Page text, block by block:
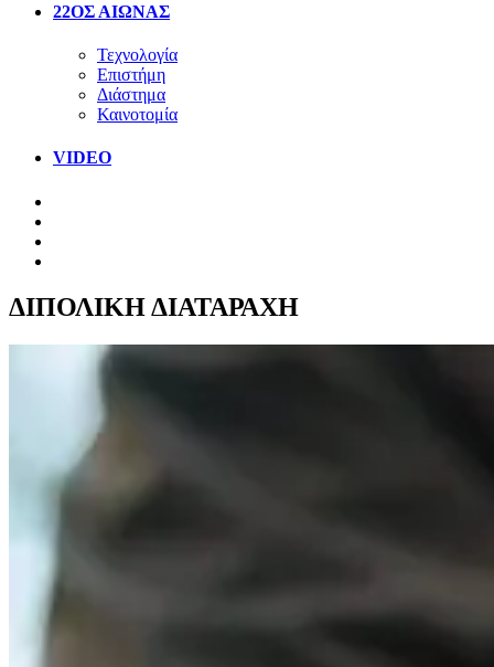
22ΟΣ ΑΙΩΝΑΣ
Τεχνολογία
Επιστήμη
Διάστημα
Καινοτομία
VIDEO
ΔΙΠΟΛΙΚΗ ΔΙΑΤΑΡΑΧΗ